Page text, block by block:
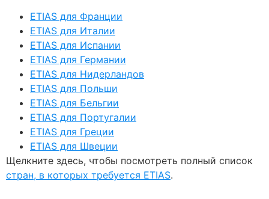
ETIAS для Франции
ETIAS для Италии
ETIAS для Испании
ETIAS для Германии
ETIAS для Нидерландов
ETIAS для Польши
ETIAS для Бельгии
ETIAS для Португалии
ETIAS для Греции
ETIAS для Швеции
Щелкните здесь, чтобы посмотреть полный список
стран, в которых требуется ETIAS.